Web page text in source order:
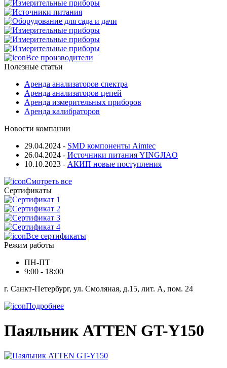
Все производители
Полезные статьи
Аренда анализаторов спектра
Аренда анализаторов цепей
Аренда измерительных приборов
Аренда калибраторов
Новости компании
29.04.2024 - SMD компоненты Aimtec
26.04.2024 - Источники питания YINGJIAO
10.10.2023 - АКИП новые поступления
Смотреть все
Сертификаты
Все сертификаты
Режим работы
ПН-ПТ
9:00 - 18:00
г. Санкт-Петербург, ул. Смоляная, д.15, лит. А, пом. 24
Подробнее
Паяльник ATTEN GT-Y150